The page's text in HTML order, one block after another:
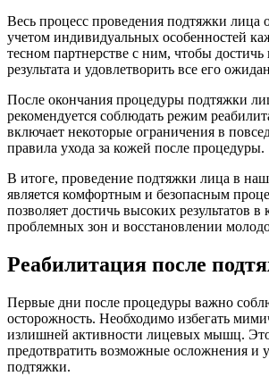
Весь процесс проведения подтяжки лица
учетом индивидуальных особенностей
тесном партнерстве с ним, чтобы
результата и удовлетворить все его
После окончания процедуры подтяжки
рекомендуется соблюдать режим
включает некоторые ограничения в
правила ухода за кожей после процедуры.
В итоге, проведение подтяжки лица в
является комфортным и безопасным
позволяет достичь высоких результатов в
проблемных зон и восстановлении
Реабилитация после
Первые дни после процедуры важно
осторожность. Необходимо избегать
излишней активности лицевых мышц.
предотвратить возможные осложнения и
подтяжки.